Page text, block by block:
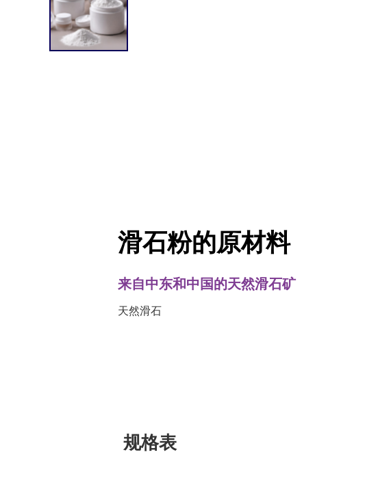
滑石粉的原材料
来自中东和中国的天然滑石矿
天然滑石
规格表